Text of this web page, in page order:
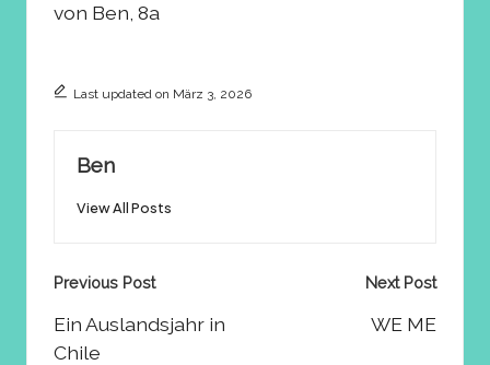
von Ben, 8a
Last updated on März 3, 2026
Ben
View All Posts
Post
navigation
Previous Post
Ein Auslandsjahr in
Chile
Next Post
WE ME